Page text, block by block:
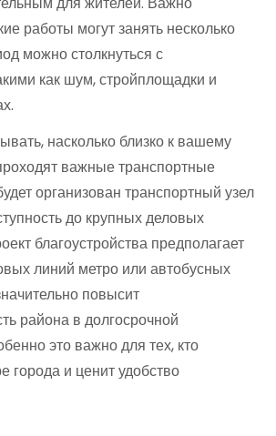
работы могут занять несколько
можно столкнуться с
как шум, стройплощадки и
насколько близко к вашему
важные транспортные
организован транспортный узел
до крупных деловых
благоустройства предполагает
линий метро или автобусных
повысит
района в долгосрочной
это важно для тех, кто
города и ценит удобство